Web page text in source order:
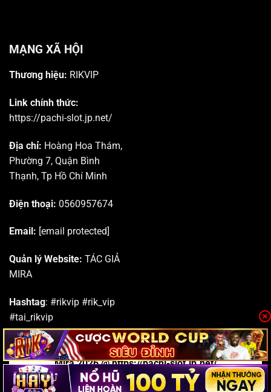
MẠNG XÃ HỘI
Thương hiệu: RIKVIP
Link chính thức:
https://pachi-slot.jp.net/
Địa chỉ: Hoàng Hoa Thám,
Phường 7, Quận Bình
Thạnh, Tp Hồ Chí Minh
Điện thoại: 0560957674
Email: [email protected]
Quản lý Website: TÁC GIẢ
MIRA
Hashtag: #rikvip #rik_vip
#tai_rikvip
Mira 2026 @ https://pachi-slot.jp.net/